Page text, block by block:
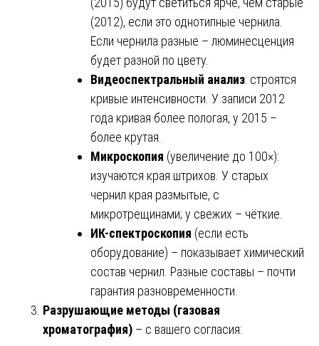
(2012), если это однотипные чернила.
Если чернила разные – люминесценция
будет разной по цвету.
Видеоспектральный анализ: строятся
кривые интенсивности. У записи 2012
года кривая более пологая, у 2015 –
более крутая.
Микроскопия (увеличение до 100×):
изучаются края штрихов. У старых
чернил края размытые, с
микротрещинами; у свежих – чёткие.
ИК-спектроскопия (если есть
оборудование) – показывает химический
состав чернил. Разные составы – почти
гарантия разновременности.
Разрушающие методы (газовая
хроматография) – с вашего согласия: